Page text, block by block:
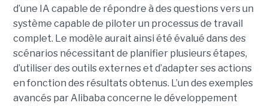
d’une IA capable de répondre à des questions vers un
système capable de piloter un processus de travail
complet. Le modèle aurait ainsi été évalué dans des
scénarios nécessitant de planifier plusieurs étapes,
d’utiliser des outils externes et d’adapter ses actions
en fonction des résultats obtenus. L’un des exemples
avancés par Alibaba concerne le développement